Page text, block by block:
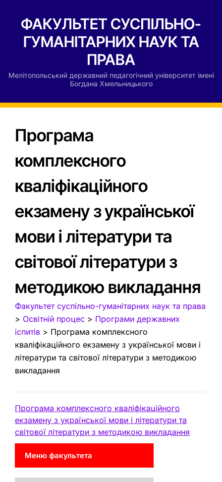
ФАКУЛЬТЕТ СУСПІЛЬНО-
ГУМАНІТАРНИХ НАУК ТА
ПРАВА
Мелітопольський державний педагогічний університет імені
Богдана Хмельницького
Програма
комплексного
кваліфікаційного
екзамену з української
мови і літератури та
світової літератури з
методикою викладання
Факультет суспільно-гуманітарних наук та права
> Освітній процес > Програми державних
іспитів > Програма комплексного
кваліфікаційного екзамену з української мови і
літератури та світової літератури з методикою
викладання
Програма комплексного кваліфікаційного
екзамену з української мови і літератури та
світової літератури з методикою викладання
Меню факультета